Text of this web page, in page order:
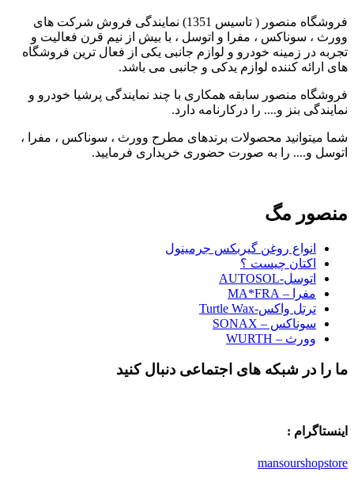
فروشگاه منصور ( تاسیس 1351) نمایندگی فروش شرکت های
وورث ، سوناکس ، مفرا و اتوسل ، با بیش از نیم قرن فعالیت و
تجربه در زمینه خودرو و لوازم جانبی یکی از فعال ترین فروشگاه
های ارائه کننده لوازم یدکی و جانبی می باشد.
فروشگاه منصور سابقه همکاری با چند نمایندگی پرشیا خودرو و
نمایندگی بنز و.... را درکارنامه دارد.
شما میتوانید محصولات برندهای مطرح وورث ، سوناکس ، مفرا ،
اتوسل و.... را به صورت حضوری خریداری فرمایید.
منصور مگ
انواع روغن گیربکس جرمینول
اکتان چیست ؟
اتوسل-AUTOSOL
مفرا – MA*FRA
ترتل واکس-Turtle Wax
سوناکس – SONAX
وورث – WURTH
ما را در شبکه های اجتماعی دنبال کنید
اینستاگرام :
mansourshopstore